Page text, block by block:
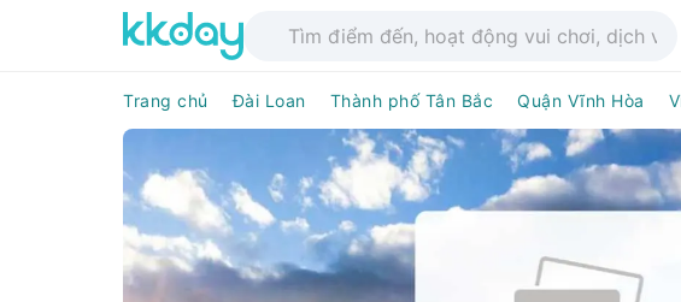
Trang chủ Đài Loan Thành phố Tân Bắc Quận Vĩnh Hòa